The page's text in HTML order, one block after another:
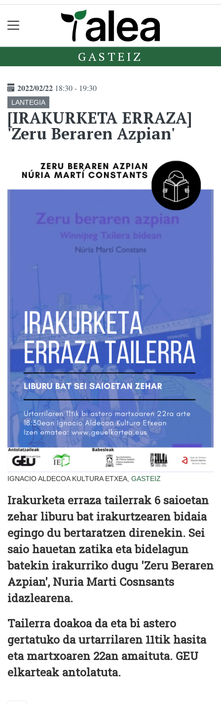
GASTEIZ
2022/02/22 18:30 - 19:30
LANTEGIA
[IRAKURKETA ERRAZA]
'Zeru Beraren Azpian'
IGNACIO ALDECOA KULTURA ETXEA, GASTEIZ
Irakurketa erraza tailerrak 6 saioetan
zehar liburu bat irakurtzearen bidaia
egingo du bertaratzen direnekin. Sei
saio hauetan zatika eta bidelagun
batekin irakurriko dugu 'Zeru Beraren
Azpian', Nuria Marti Cosnsants
idazlearena.
Tailerra doakoa da eta bi astero
gertatuko da urtarrilaren 11tik hasita
eta martxoaren 22an amaituta. GEU
elkarteak antolatuta.